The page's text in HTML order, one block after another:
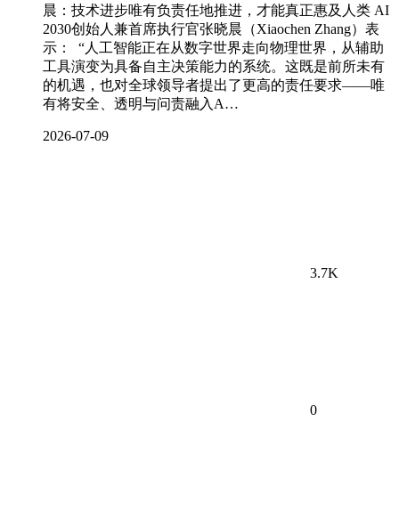
晨：技术进步唯有负责任地推进，才能真正惠及人类 AI
2030创始人兼首席执行官张晓晨（Xiaochen Zhang）表
示： “人工智能正在从数字世界走向物理世界，从辅助
工具演变为具备自主决策能力的系统。这既是前所未有
的机遇，也对全球领导者提出了更高的责任要求——唯
有将安全、透明与问责融入A…
2026-07-09
3.7K
0